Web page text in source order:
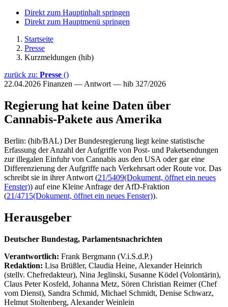
Direkt zum Hauptinhalt springen
Direkt zum Hauptmenü springen
Startseite
Presse
Kurzmeldungen (hib)
zurück zu: Presse ()
22.04.2026 Finanzen — Antwort — hib 327/2026
Regierung hat keine Daten über
Cannabis-Pakete aus Amerika
Berlin: (hib/BAL) Der Bundesregierung liegt keine statistische
Erfassung der Anzahl der Aufgriffe von Post- und Paketsendungen
zur illegalen Einfuhr von Cannabis aus den USA oder gar eine
Differenzierung der Aufgriffe nach Verkehrsart oder Route vor. Das
schreibt sie in ihrer Antwort (21/5409(Dokument, öffnet ein neues
Fenster)) auf eine Kleine Anfrage der AfD-Fraktion
(21/4715(Dokument, öffnet ein neues Fenster)).
Herausgeber
Deutscher Bundestag, Parlamentsnachrichten
Verantwortlich: Frank Bergmann (V.i.S.d.P.)
Redaktion: Lisa Brüßler, Claudia Heine, Alexander Heinrich
(stellv. Chefredakteur), Nina Jeglinski, Susanne Ködel (Volontärin),
Claus Peter Kosfeld, Johanna Metz, Sören Christian Reimer (Chef
vom Dienst), Sandra Schmid, Michael Schmidt, Denise Schwarz,
Helmut Stoltenberg, Alexander Weinlein